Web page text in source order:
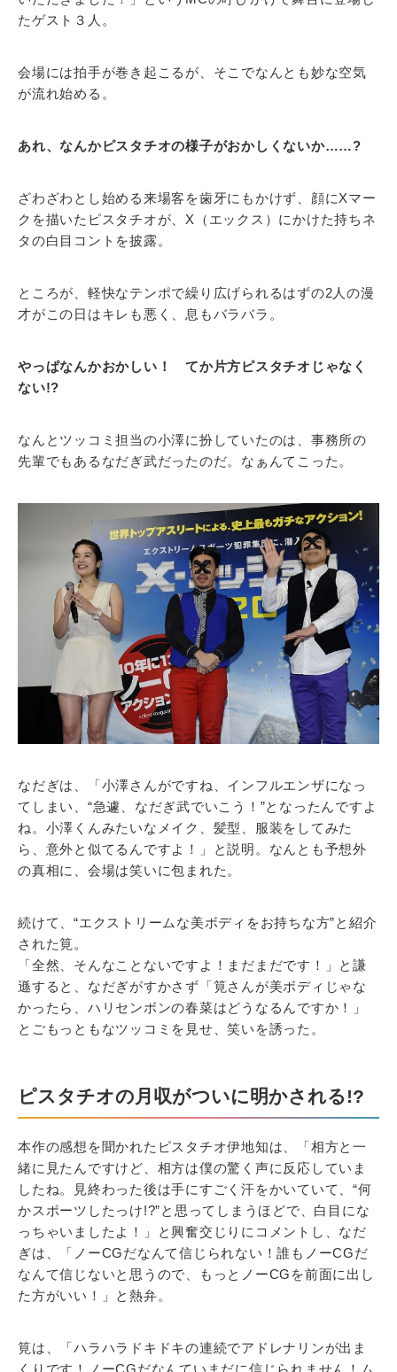
たゲスト３人。
会場には拍手が巻き起こるが、そこでなんとも妙な空気
が流れ始める。
あれ、なんかピスタチオの様子がおかしくないか……?
ざわざわとし始める来場客を歯牙にもかけず、顔にXマー
クを描いたピスタチオが、X（エックス）にかけた持ちネ
タの白目コントを披露。
ところが、軽快なテンポで繰り広げられるはずの2人の漫
才がこの日はキレも悪く、息もバラバラ。
やっぱなんかおかしい！ てか片方ピスタチオじゃなく
ない!?
なんとツッコミ担当の小澤に扮していたのは、事務所の
先輩でもあるなだぎ武だったのだ。なぁんてこった。
なだぎは、「小澤さんがですね、インフルエンザになっ
てしまい、“急遽、なだぎ武でいこう！”となったんですよ
ね。小澤くんみたいなメイク、髪型、服装をしてみた
ら、意外と似てるんですよ！」と説明。なんとも予想外
の真相に、会場は笑いに包まれた。
続けて、“エクストリームな美ボディをお持ちな方”と紹介
された筧。
「全然、そんなことないですよ！まだまだです！」と謙
遜すると、なだぎがすかさず「筧さんが美ボディじゃな
かったら、ハリセンボンの春菜はどうなるんですか！」
とごもっともなツッコミを見せ、笑いを誘った。
ピスタチオの月収がついに明かされる!?
本作の感想を聞かれたピスタチオ伊地知は、「相方と一
緒に見たんですけど、相方は僕の驚く声に反応していま
したね。見終わった後は手にすごく汗をかいていて、“何
かスポーツしたっけ!?”と思ってしまうほどで、白目にな
っちゃいましたよ！」と興奮交じりにコメントし、なだ
ぎは、「ノーCGだなんて信じられない！誰もノーCGだ
なんて信じないと思うので、もっとノーCGを前面に出し
た方がいい！」と熱弁。
筧は、「ハラハラドキドキの連続でアドレナリンが出ま
くりです！ノーCGだなんていまだに信じられません！ム